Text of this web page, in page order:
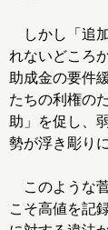
しかし「追
れないどころ
助成金の要件
たちの利権の
助」を促し、
勢が浮き彫り
このような
こそ高値を記